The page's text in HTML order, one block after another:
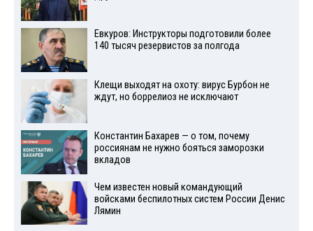
Евкуров: Инструкторы подготовили более
140 тысяч резервистов за полгода
Клещи выходят на охоту: вирус Бурбон не
ждут, но боррелиоз не исключают
Константин Бахарев — о том, почему
россиянам не нужно бояться заморозки
вкладов
Чем известен новый командующий
войсками беспилотных систем России Денис
Лямин